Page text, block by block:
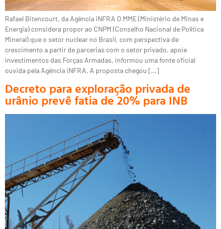
Rafael Bitencourt, da Agência iNFRA O MME (Ministério de Minas e
Energia) considera propor ao CNPM (Conselho Nacional de Política
Mineral) que o setor nuclear no Brasil, com perspectiva de
crescimento a partir de parcerias com o setor privado, apoie
investimentos das Forças Armadas, informou uma fonte oficial
ouvida pela Agência iNFRA. A proposta chegou […]
Decreto para exploração privada de
urânio prevê fatia de 20% para INB